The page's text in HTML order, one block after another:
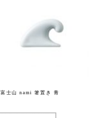
富士山 nami 箸置き 青